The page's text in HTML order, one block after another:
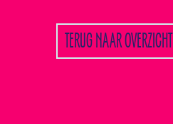
TERUG NAAR OVERZICHT